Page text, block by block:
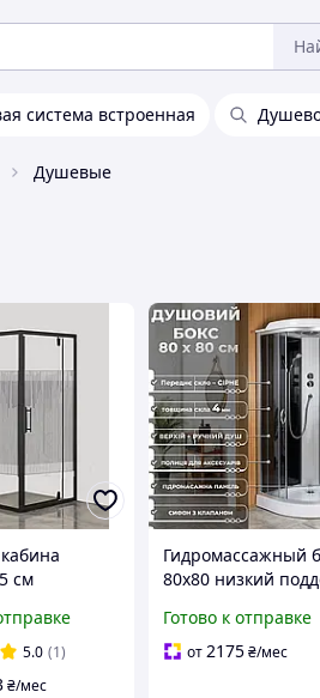
система встроенная
Душевые
см
с узором 6
профиль
5.0 (1)
₴/мес
Гидромассажный
80х80 низкий
стекло Душевые
80 на 80 гидробокс
Готово к отправке
от2175₴/мес